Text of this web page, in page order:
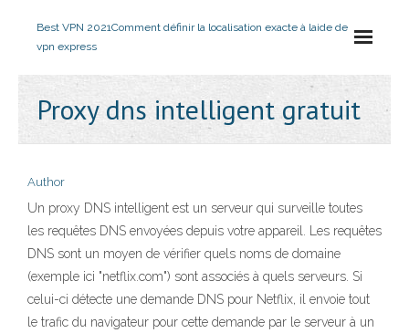
Best VPN 2021Comment définir la localisation exacte à laide de
vpn express
Proxy dns intelligent gratuit
Author
Un proxy DNS intelligent est un serveur qui surveille toutes
les requêtes DNS envoyées depuis votre appareil. Les requêtes
DNS sont un moyen de vérifier quels noms de domaine
(exemple ici "netflix.com") sont associés à quels serveurs. Si
celui-ci détecte une demande DNS pour Netflix, il envoie tout
le trafic du navigateur pour cette demande par le serveur à un